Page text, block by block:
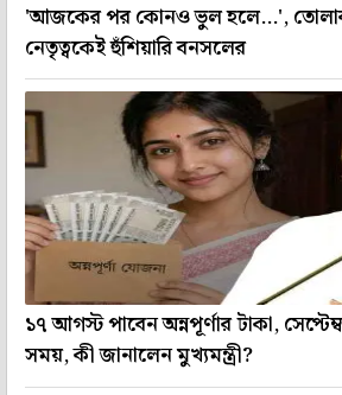
'আজকের পর কোনও ভুল হলে...',
নেতৃত্বকেই হুঁশিয়ারি বনসলের
১৭ আগস্ট পাবেন অন্নপূর্ণার টাকা,
সময়, কী জানালেন মুখ্যমন্ত্রী?